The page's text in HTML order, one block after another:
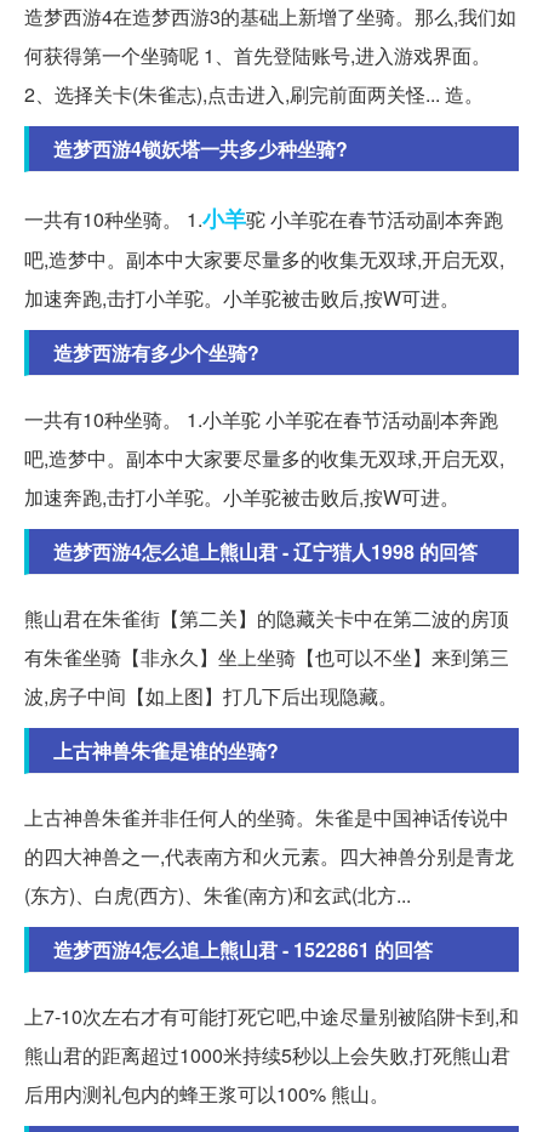
造梦西游4在造梦西游3的基础上新增了坐骑。那么,我们如
何获得第一个坐骑呢 1、首先登陆账号,进入游戏界面。
2、选择关卡(朱雀志),点击进入,刷完前面两关怪... 造。
造梦西游4锁妖塔一共多少种坐骑?
一共有10种坐骑。 1.小羊驼 小羊驼在春节活动副本奔跑
吧,造梦中。副本中大家要尽量多的收集无双球,开启无双,
加速奔跑,击打小羊驼。小羊驼被击败后,按W可进。
造梦西游有多少个坐骑?
一共有10种坐骑。 1.小羊驼 小羊驼在春节活动副本奔跑
吧,造梦中。副本中大家要尽量多的收集无双球,开启无双,
加速奔跑,击打小羊驼。小羊驼被击败后,按W可进。
造梦西游4怎么追上熊山君 - 辽宁猎人1998 的回答
熊山君在朱雀街【第二关】的隐藏关卡中在第二波的房顶
有朱雀坐骑【非永久】坐上坐骑【也可以不坐】来到第三
波,房子中间【如上图】打几下后出现隐藏。
上古神兽朱雀是谁的坐骑?
上古神兽朱雀并非任何人的坐骑。朱雀是中国神话传说中
的四大神兽之一,代表南方和火元素。四大神兽分别是青龙
(东方)、白虎(西方)、朱雀(南方)和玄武(北方...
造梦西游4怎么追上熊山君 - 1522861 的回答
上7-10次左右才有可能打死它吧,中途尽量别被陷阱卡到,和
熊山君的距离超过1000米持续5秒以上会失败,打死熊山君
后用内测礼包内的蜂王浆可以100% 熊山。